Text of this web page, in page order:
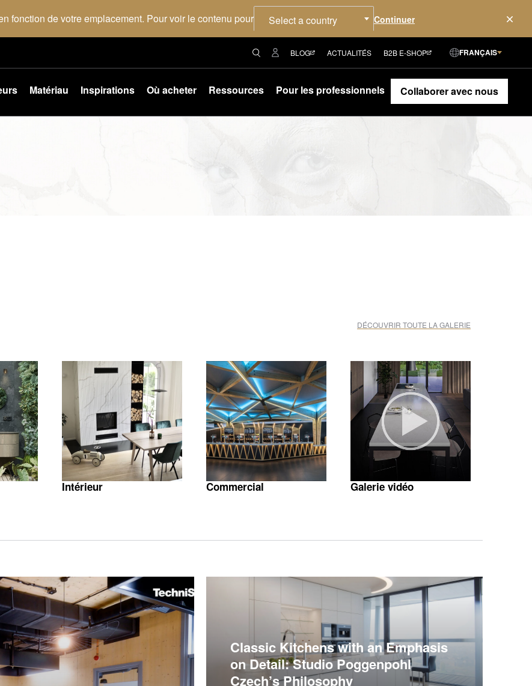
fonction de votre emplacement. Pour voir le contenu pour Select a country
BLOG ACTUALITÉS B2B E-SHOP FRANÇAIS
Matériau Inspirations Où acheter Ressources Pour les professionnels Collaborer avec nous
DÉCOUVRIR TOUTE LA GALERIE
Intérieur Commercial Galerie vidéo
Classic Kitchens with an Emphasis
on Detail: Studio Poggenpohl
Czech’s Philosophy